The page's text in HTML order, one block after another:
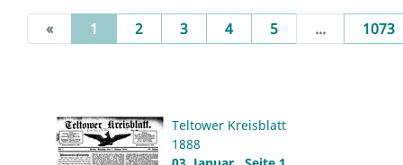
« 1 (current)
2 3 4 5 ... 1073
Teltower Kreisblatt
1888